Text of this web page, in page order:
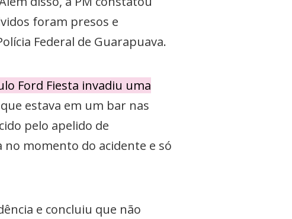
foram presos e
Federal de Guarapuava.
Ford Fiesta invadiu uma
estava em um bar nas
pelo apelido de
no momento do acidente e só
e concluiu que não